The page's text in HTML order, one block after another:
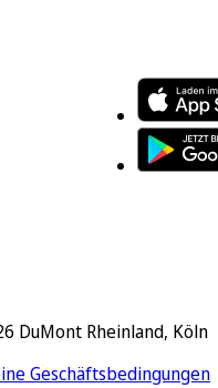
DuMont Rheinland, Köln
Geschäftsbedingungen